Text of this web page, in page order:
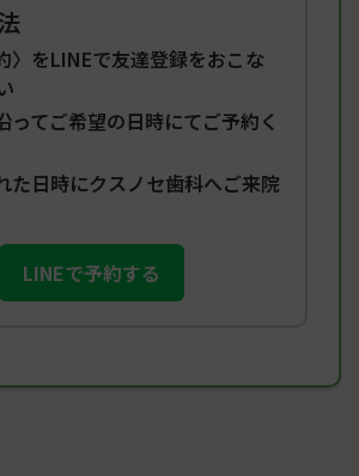
〉をLINEで友達登録をおこな
ってご希望の日時にてご予約く
た日時にクスノセ歯科へご来院
LINEで予約する